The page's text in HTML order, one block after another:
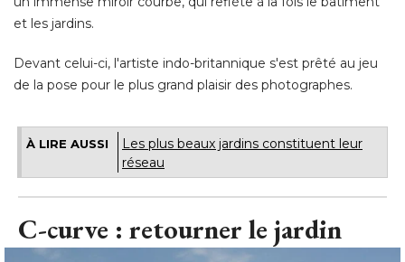
et les jardins.
Devant celui-ci, l'artiste indo-britannique s'est prêté au jeu
de la pose pour le plus grand plaisir des photographes.
À LIRE AUSSI
Les plus beaux jardins constituent leur
réseau
C-curve : retourner le jardin